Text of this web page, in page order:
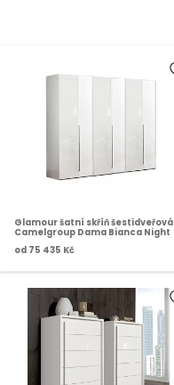
Glamour šatní skříň šestidveřová
Camelgroup Dama Bianca Night
od 75 435 Kč